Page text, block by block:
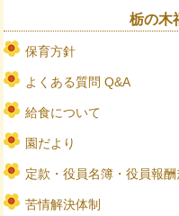
栃の木
保育方針
よくある質問 Q&A
給食について
園だより
定款・役員名簿・役員報酬
苦情解決体制